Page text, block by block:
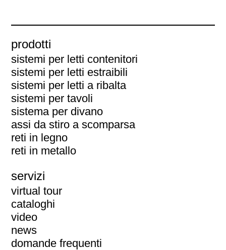
prodotti
sistemi per letti contenitori
sistemi per letti estraibili
sistemi per letti a ribalta
sistemi per tavoli
sistema per divano
assi da stiro a scomparsa
reti in legno
reti in metallo
servizi
virtual tour
cataloghi
video
news
domande frequenti